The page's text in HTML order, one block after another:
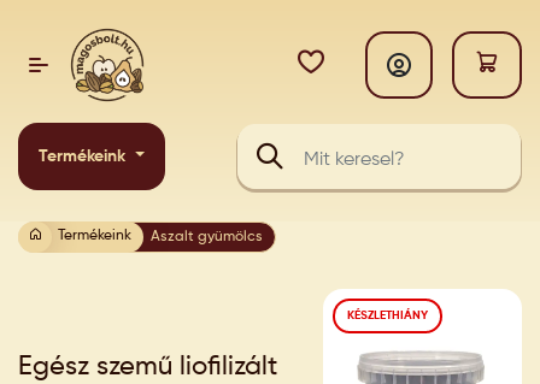
Termékeink
Termékeink Aszalt gyümölcs
Egész szemű liofilizált
KÉSZLETHIÁNY